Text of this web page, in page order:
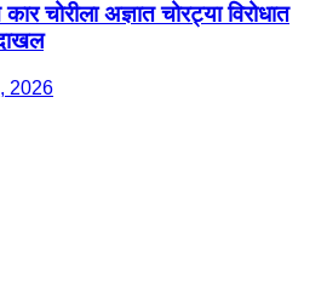
चोरीला अज्ञात चोरट्या विरोधात
2026